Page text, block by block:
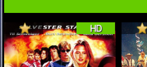
HD